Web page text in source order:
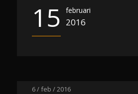
15 februari
2016
6 / feb / 2016